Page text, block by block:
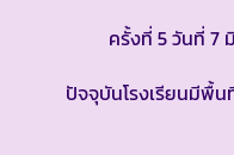
ครั้งที่ 5 วันที่ 7 มิถุ
ปัจจุบันโรงเรียนมีพื้นที่